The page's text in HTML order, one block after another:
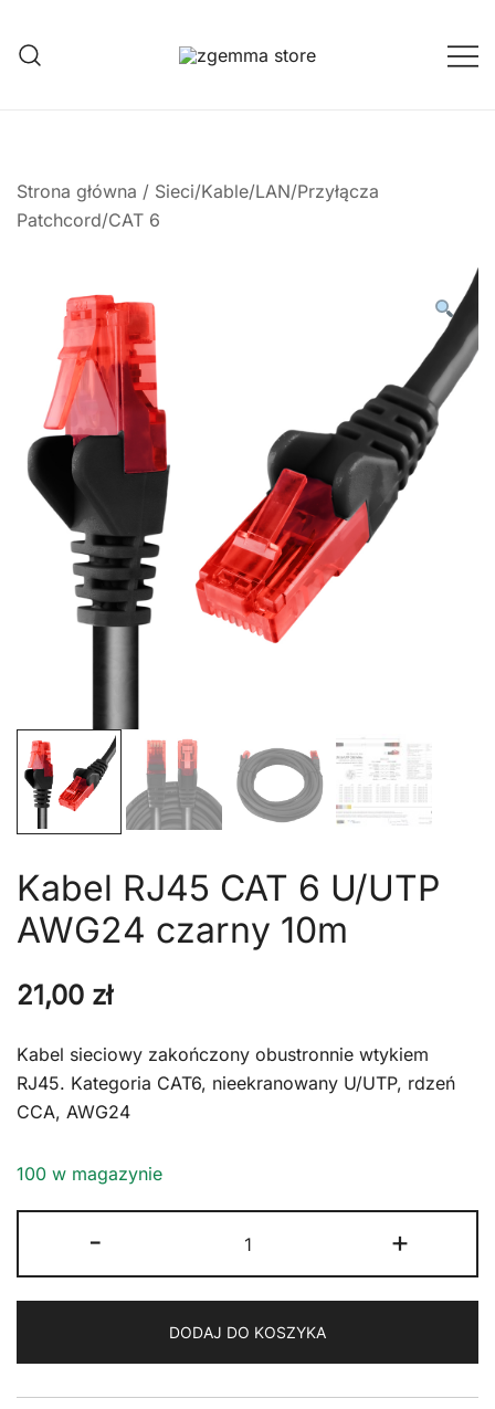
treści
Strona główna / Sieci/Kable/LAN/Przyłącza
Patchcord/CAT 6
Kabel RJ45 CAT 6 U/UTP
AWG24 czarny 10m
21,00 zł
Kabel sieciowy zakończony obustronnie wtykiem
RJ45. Kategoria CAT6, nieekranowany U/UTP, rdzeń
CCA, AWG24
100 w magazynie
-
Kabel
RJ45
6
U/UTP
AWG24
+
DODAJ DO KOSZYKA